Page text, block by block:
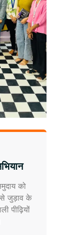
को
से जुड़ाव के
पीढ़ियों